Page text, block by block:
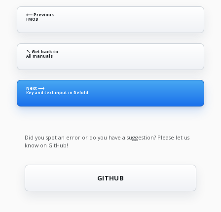
⟵ Previous
FMOD
↖ Get back to
All manuals
Next ⟶
Key and text input in Defold
Did you spot an error or do you have a suggestion? Please let us
know on GitHub!
GITHUB